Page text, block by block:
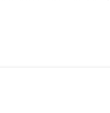
datos de